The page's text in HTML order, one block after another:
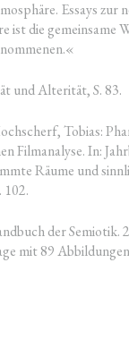
Essays zur
ist die gemein­sa­me
und Alteri­tät, S. 83.
Tobi­as:
Film­ana­ly­se. In:
Räu­me und
102.
der Semio­tik.
mit 89